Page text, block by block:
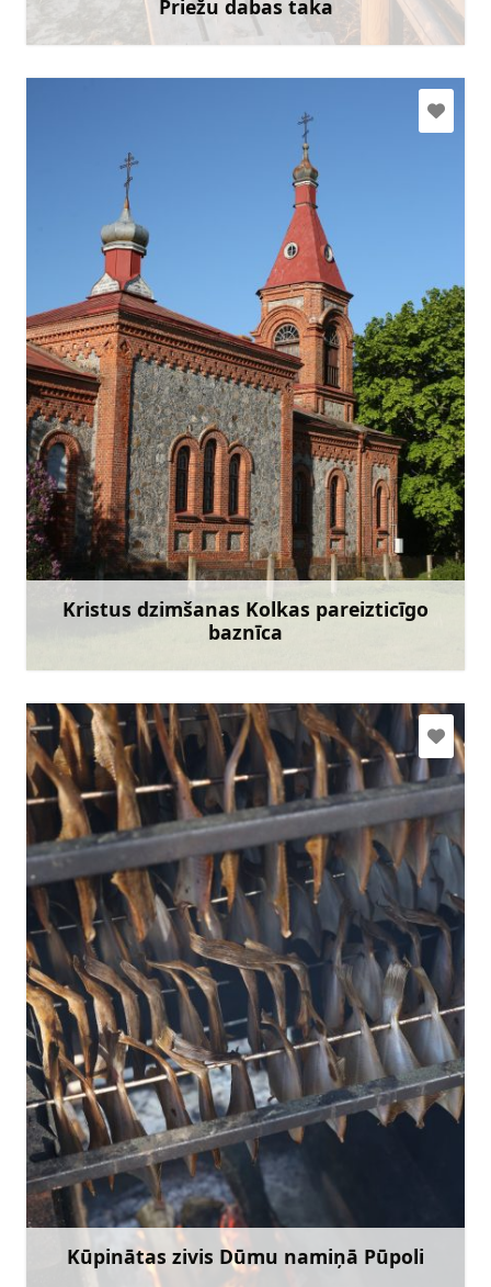
Priežu dabas taka
Uzzināt vairāk
Kristus dzimšanas Kolkas pareizticīgo
baznīca
+371 22070152
Kūpinātas zivis Dūmu namiņā Pūpoli
edijux@inbox.lv
+371 27650997
Doties
Uzzināt vairāk